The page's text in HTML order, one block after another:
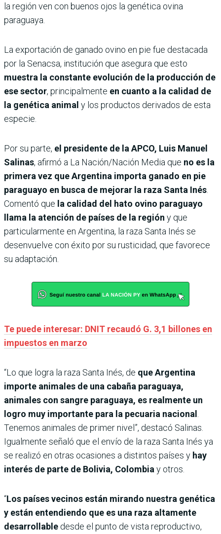
la región ven con buenos ojos la genética ovina
paraguaya.
La exportación de ganado ovino en pie fue destacada
por la Senacsa, institución que asegura que esto
muestra la constante evolución de la producción de
ese sector, principalmente en cuanto a la calidad de
la genética animal y los productos derivados de esta
especie.
Por su parte, el presidente de la APCO, Luis Manuel
Salinas, afirmó a La Nación/Nación Media que no es la
primera vez que Argentina importa ganado en pie
paraguayo en busca de mejorar la raza Santa Inés
Comentó que la calidad del hato ovino paraguayo
llama la atención de países de la región y que
particularmente en Argentina, la raza Santa Inés se
desenvuelve con éxito por su rusticidad, que favorece
su adaptación.
Te puede interesar: DNIT recaudó G. 3,1 billones en
impuestos en marzo
“Lo que logra la raza Santa Inés, de que Argentina
importe animales de una cabaña paraguaya,
animales con sangre paraguaya, es realmente un
logro muy importante para la pecuaria nacional
Tenemos animales de primer nivel”, destacó Salinas.
Igualmente señaló que el envío de la raza Santa Inés ya
se realizó en otras ocasiones a distintos países y hay
interés de parte de Bolivia, Colombia y otros.
“Los países vecinos están mirando nuestra genética
y están entendiendo que es una raza altamente
desarrollable desde el punto de vista reproductivo,